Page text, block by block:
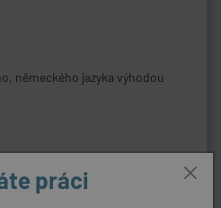
německého jazyka výhodou
práci